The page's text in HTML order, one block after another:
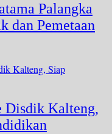
Palangka
dan Pemetaan
Disdik Kalteng,